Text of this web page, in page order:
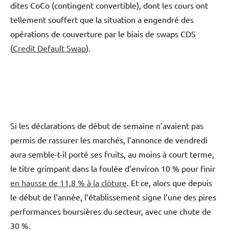
dites CoCo (contingent convertible), dont les cours ont
tellement souffert que la situation a engendré des
opérations de couverture par le biais de swaps CDS
(Credit Default Swap).
Si les déclarations de début de semaine n’avaient pas
permis de rassurer les marchés, l’annonce de vendredi
aura semble-t-il porté ses fruits, au moins à court terme,
le titre grimpant dans la foulée d’environ 10 % pour finir
en hausse de 11,8 % à la clôture . Et ce, alors que depuis
le début de l’année, l’établissement signe l’une des pires
performances boursières du secteur, avec une chute de
30 %.